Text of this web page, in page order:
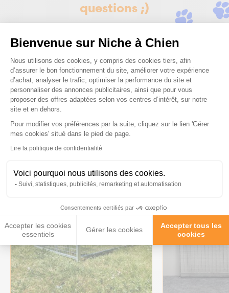
Bienvenue sur Niche à Chien
Plateforme de Gestion du
Nous utilisons des cookies, y compris des cookies tiers, afin
d’assurer le bon fonctionnement du site, améliorer votre expérience
d’achat, analyser le trafic, optimiser la performance du site et
personnaliser des annonces publicitaires, ainsi que pour vous
proposer des offres adaptées selon vos centres d’intérêt, sur notre
site et en dehors.
Pour modifier vos préférences par la suite, cliquez sur le lien 'Gérer
mes cookies' situé dans le pied de page.
Lire la politique de confidentialité
Voici pourquoi nous utilisons des cookies.
Suivi, statistiques, publicités, remarketing et automatisation
Consentements certifiés par
Accepter les cookies
essentiels
Gérer les cookies
Accepter tous les
cookies
Axeptio consent
questions ;)
Posez-nous vos questions
Ces produits peuvent vous
intéresser
↓ CHENIL26
↓ CHENIL26